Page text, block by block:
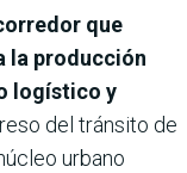
que
la producción
logístico y
del tránsito de
urbano